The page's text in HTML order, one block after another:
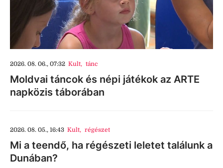
2026. 08. 06., 07:32 Kult, tánc
Moldvai táncok és népi játékok az ARTE
napközis táborában
2026. 08. 05., 16:43 Kult, régészet
Mi a teendő, ha régészeti leletet találunk a
Dunában?